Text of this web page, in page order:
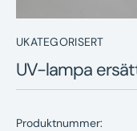
UKATEGORISERT
UV-lampa
Produktnummer: